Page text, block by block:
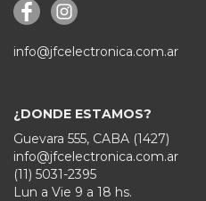
info@jfcelectronica.com.ar
¿DONDE ESTAMOS?
Guevara 555, CABA (1427)
info@jfcelectronica.com.ar
(11) 5031-2395
Lun a Vie 9 a 18 hs.